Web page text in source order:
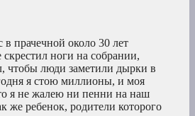
в прачечной около 30 лет
скрестил ноги на собрании,
чтобы люди заметили дырки в
я стою миллионы, и моя
я не жалею ни пенни на наш
же ребенок, родители которого